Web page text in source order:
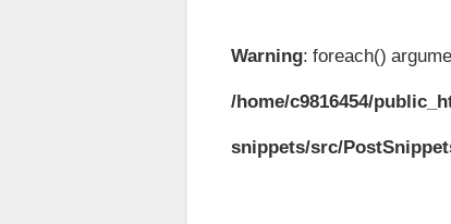
Warning: foreach()
/home/c9816454/
snippets/src/